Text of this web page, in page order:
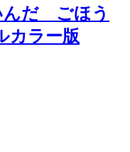
んだ ごほう
カラー版